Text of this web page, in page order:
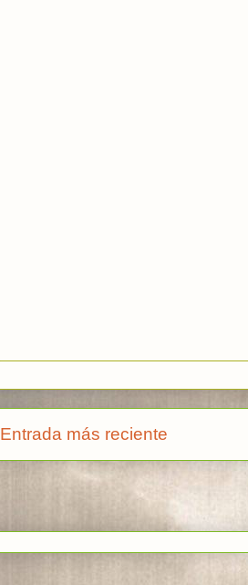
Entrada más reciente